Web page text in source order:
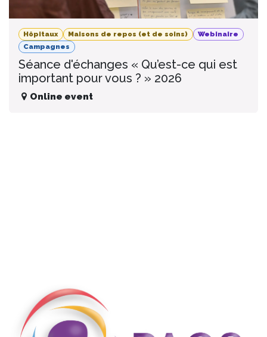
Hôpitaux Maisons de repos (et de soins)
Webinaire
Campagnes
Séance d'échanges « Qu’est-ce qui est
important pour vous ? » 2026
Online event